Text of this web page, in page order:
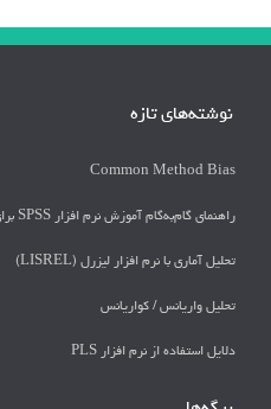
نوشته‌های تازه
Common Method Bias
راهنمای گام‌به‌گام آموزش نرم افزار SPSS برای تحلیل داده
تحلیل آماری با نرم افزار لیزرل (LISREL)
تحليل واريانس / كواريانس
دلايل استفاده از نرم افزار PLS